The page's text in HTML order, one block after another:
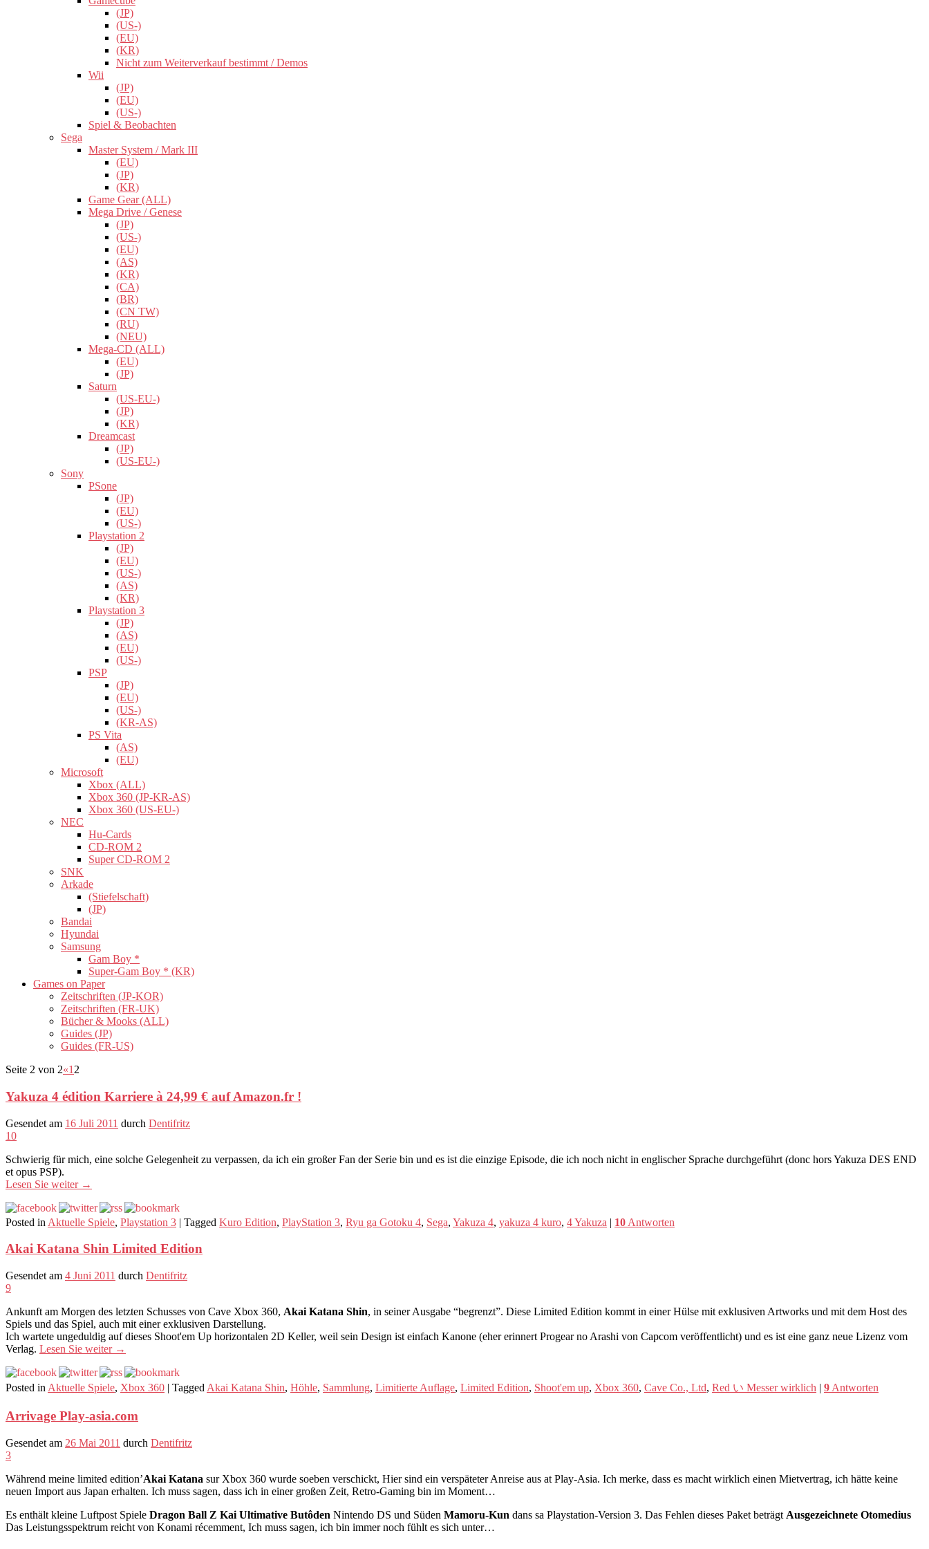
(JP)
(US-)
(EU)
(KR)
Nicht zum Weiterverkauf bestimmt / Demos
Wii
(JP)
(EU)
(US-)
Spiel & Beobachten
Sega
Master System / Mark III
(EU)
(JP)
(KR)
Game Gear (ALL)
Mega Drive / Genese
(JP)
(US-)
(EU)
(AS)
(KR)
(CA)
(BR)
(CN TW)
(RU)
(NEU)
Mega-CD (ALL)
(EU)
(JP)
Saturn
(US-EU-)
(JP)
(KR)
Dreamcast
(JP)
(US-EU-)
Sony
PSone
(JP)
(EU)
(US-)
Playstation 2
(JP)
(EU)
(US-)
(AS)
(KR)
Playstation 3
(JP)
(AS)
(EU)
(US-)
PSP
(JP)
(EU)
(US-)
(KR-AS)
PS Vita
(AS)
(EU)
Microsoft
Xbox (ALL)
Xbox 360 (JP-KR-AS)
Xbox 360 (US-EU-)
NEC
Hu-Cards
CD-ROM 2
Super CD-ROM 2
SNK
Arkade
(Stiefelschaft)
(JP)
Bandai
Hyundai
Samsung
Gam Boy *
Super-Gam Boy * (KR)
Games on Paper
Zeitschriften (JP-KOR)
Zeitschriften (FR-UK)
Bücher & Mooks (ALL)
Guides (JP)
Guides (FR-US)
Seite 2 von 2«1 2
Yakuza 4 édition Karriere à 24,99 € auf Amazon.fr !
Gesendet am 16 Juli 2011 durch Dentifritz
10
Schwierig für mich, eine solche Gelegenheit zu verpassen, da ich ein großer Fan der Serie bin und es ist die einzige Episode, die ich noch nicht in englischer Sprache durchgeführt (donc hors Yakuza DES END
et opus PSP).
Lesen Sie weiter →
Posted in Aktuelle Spiele, Playstation 3 | Tagged Kuro Edition, PlayStation 3, Ryu ga Gotoku 4, Sega, Yakuza 4, yakuza 4 kuro, 4 Yakuza | 10 Antworten
Akai Katana Shin Limited Edition
Gesendet am 4 Juni 2011 durch Dentifritz
9
Ankunft am Morgen des letzten Schusses von Cave Xbox 360, Akai Katana Shin, in seiner Ausgabe “begrenzt”. Diese Limited Edition kommt in einer Hülse mit exklusiven Artworks und mit dem Host des
Spiels und das Spiel, auch mit einer exklusiven Darstellung.
Ich wartete ungeduldig auf dieses Shoot'em Up horizontalen 2D Keller, weil sein Design ist einfach Kanone (eher erinnert Progear no Arashi von Capcom veröffentlicht) und es ist eine ganz neue Lizenz vom
Verlag. Lesen Sie weiter →
Posted in Aktuelle Spiele, Xbox 360 | Tagged Akai Katana Shin, Höhle, Sammlung, Limitierte Auflage, Limited Edition, Shoot'em up, Xbox 360, Cave Co., Ltd, Red い Messer wirklich | 9 Antworten
Arrivage Play-asia.com
Gesendet am 26 Mai 2011 durch Dentifritz
3
Während meine limited edition’Akai Katana sur Xbox 360 wurde soeben verschickt, Hier sind ein verspäteter Anreise aus at Play-Asia. Ich merke, dass es macht wirklich einen Mietvertrag, ich hätte keine
neuen Import aus Japan erhalten. Ich muss sagen, dass ich in einer großen Zeit, Retro-Gaming bin im Moment…
Es enthält kleine Luftpost Spiele Dragon Ball Z Kai Ultimative Butôden Nintendo DS und Süden Mamoru-Kun dans sa Playstation-Version 3. Das Fehlen dieses Paket beträgt Ausgezeichnete Otomedius
Das Leistungsspektrum reicht von Konami récemment, Ich muss sagen, ich bin immer noch fühlt es sich unter…